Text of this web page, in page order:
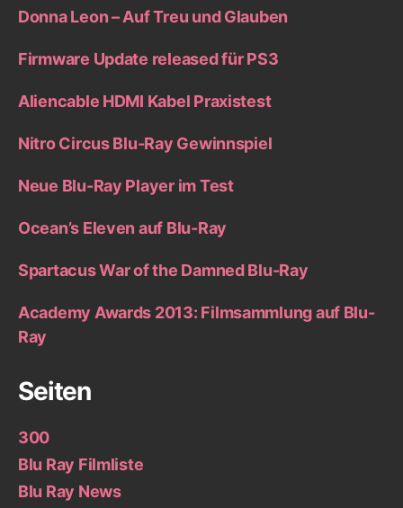
Donna Leon – Auf Treu und Glauben
Firmware Update released für PS3
Aliencable HDMI Kabel Praxistest
Nitro Circus Blu-Ray Gewinnspiel
Neue Blu-Ray Player im Test
Ocean’s Eleven auf Blu-Ray
Spartacus War of the Damned Blu-Ray
Academy Awards 2013: Filmsammlung auf Blu-
Ray
Seiten
300
Blu Ray Filmliste
Blu Ray News